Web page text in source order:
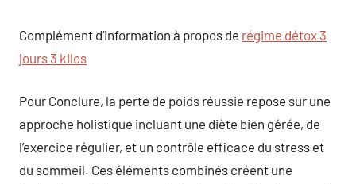
Complément d’information à propos de régime détox 3
jours 3 kilos
Pour Conclure, la perte de poids réussie repose sur une
approche holistique incluant une diète bien gérée, de
l’exercice régulier, et un contrôle efficace du stress et
du sommeil. Ces éléments combinés créent une